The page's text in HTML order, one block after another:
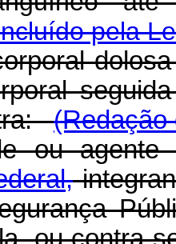
pela
(Redação
ou
ou contra